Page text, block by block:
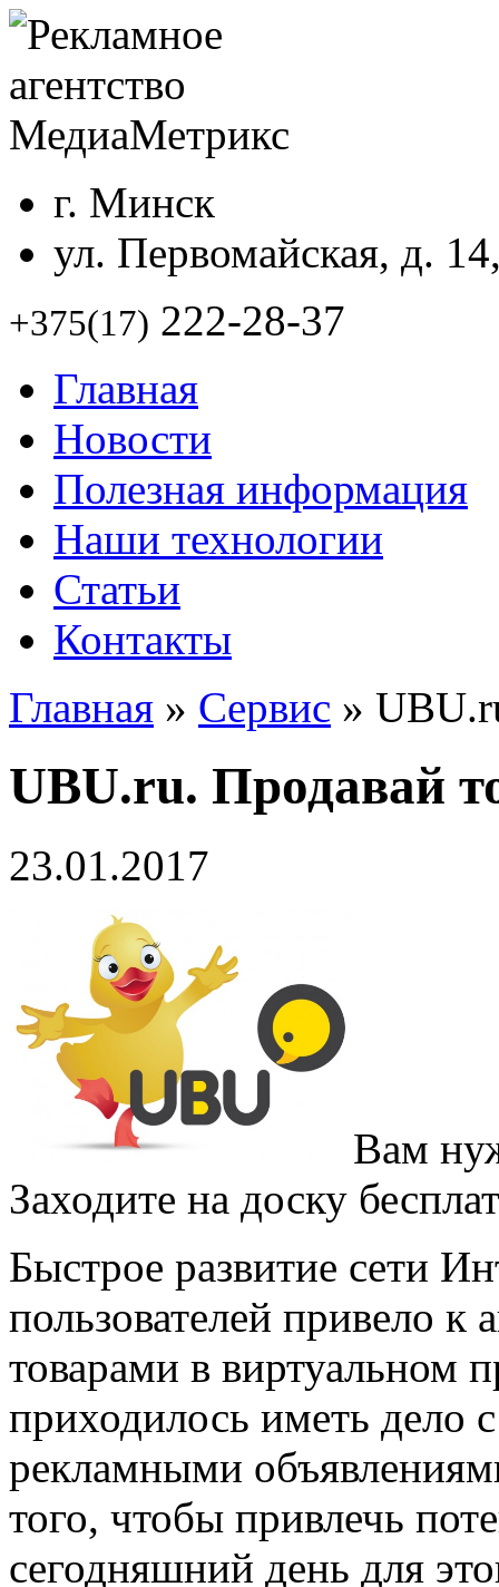
г. Минск
ул. Первомайская, д.
+375(17) 222-28-37
Главная
Новости
Полезная информация
Наши технологии
Статьи
Контакты
Главная » Сервис »
UBU.ru. Продавай
23.01.2017
Вам
Заходите на доску
Быстрое развитие сети
пользователей привело к
товарами в виртуальном
приходилось иметь дело
рекламными
того, чтобы привлечь
сегодняшний день для